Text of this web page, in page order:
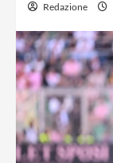
Redazione